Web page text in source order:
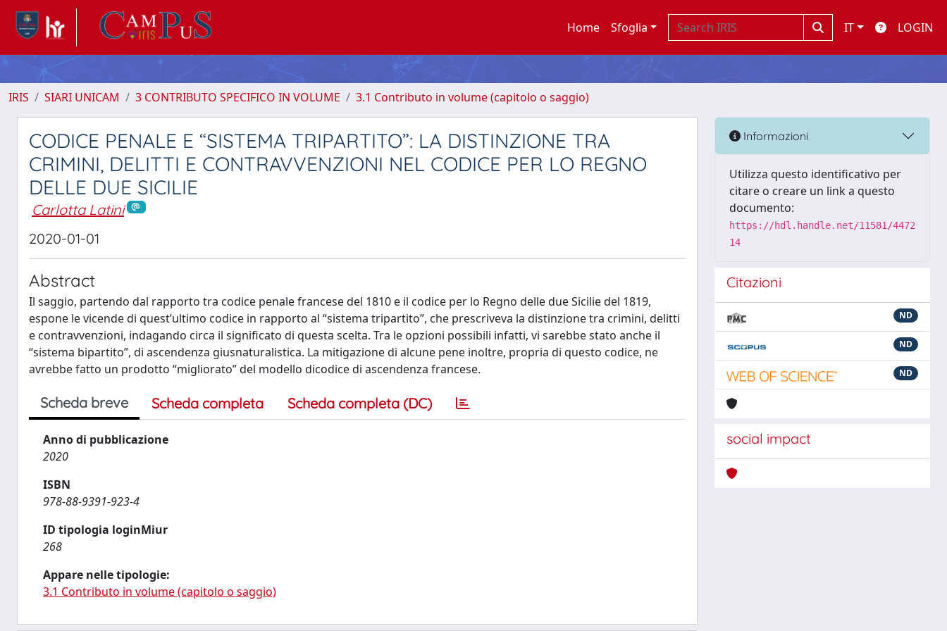
Home Sfoglia IT LOGIN
IRIS SIARI UNICAM 3 CONTRIBUTO SPECIFICO IN VOLUME 3.1 Contributo in volume (capitolo o saggio)
CODICE PENALE E “SISTEMA TRIPARTITO”: LA DISTINZIONE TRA
CRIMINI, DELITTI E CONTRAVVENZIONI NEL CODICE PER LO REGNO
DELLE DUE SICILIE
Carlotta Latini
2020-01-01
Abstract
Il saggio, partendo dal rapporto tra codice penale francese del 1810 e il codice per lo Regno delle due Sicilie del 1819,
espone le vicende di quest’ultimo codice in rapporto al “sistema tripartito”, che prescriveva la distinzione tra crimini, delitti
e contravvenzioni, indagando circa il significato di questa scelta. Tra le opzioni possibili infatti, vi sarebbe stato anche il
“sistema bipartito”, di ascendenza giusnaturalistica. La mitigazione di alcune pene inoltre, propria di questo codice, ne
avrebbe fatto un prodotto “migliorato” del modello dicodice di ascendenza francese.
Scheda breve Scheda completa Scheda completa (DC)
Anno di pubblicazione
2020
ISBN
978-88-9391-923-4
ID tipologia loginMiur
268
Appare nelle tipologie:
3.1 Contributo in volume (capitolo o saggio)
Informazioni
Utilizza questo identificativo per
citare o creare un link a questo
documento:
https://hdl.handle.net/11581/4472
14
Citazioni
ND
ND
ND
social impact